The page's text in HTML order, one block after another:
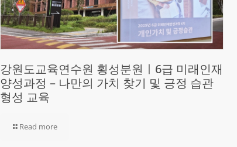
강원도교육연수원 횡성분원ㅣ6급 미래인재
양성과정 – 나만의 가치 찾기 및 긍정 습관
형성 교육
Read more